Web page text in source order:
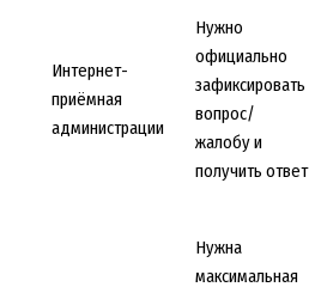
Интернет-
приёмная
администрации
Нужно
официально
зафиксировать
вопрос/
жалобу и
получить ответ
Нужна
максимальная